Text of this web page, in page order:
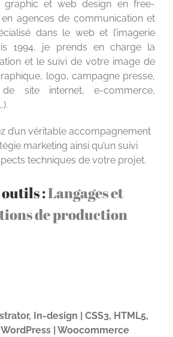
graphic et web design en free-
agences de communication et
dans le web et l’imagerie
1994, je prends en charge la
et le suivi de votre image de
logo, campagne presse,
de site internet, e-commerce,
d’un véritable accompagnement
marketing ainsi qu’un suivi
techniques de votre projet.
:Langages et
de production
In-design | CSS3, HTML5,
| Woocommerce